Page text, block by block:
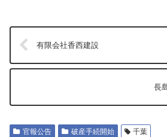
有限会社香西建設
長
官報公告 破産手続開始 千葉